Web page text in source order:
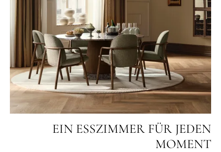
EIN ESSZIMMER FÜR JEDEN
MOMENT